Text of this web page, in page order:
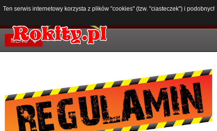
MENU
Ten serwis internetowy korzysta z plików "cookies" (tzw. "ciasteczek") i